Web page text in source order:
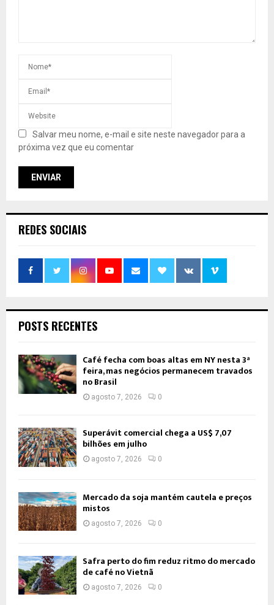
Salvar meu nome, e-mail e site neste navegador para a
próxima vez que eu comentar
REDES SOCIAIS
POSTS RECENTES
Café fecha com boas altas em NY nesta 3ª
feira, mas negócios permanecem travados
no Brasil
agosto 7, 2026 0
Superávit comercial chega a US$ 7,07
bilhões em julho
agosto 7, 2026 0
Mercado da soja mantém cautela e preços
mistos
agosto 7, 2026 0
Safra perto do fim reduz ritmo do mercado
de café no Vietnã
agosto 7, 2026 0